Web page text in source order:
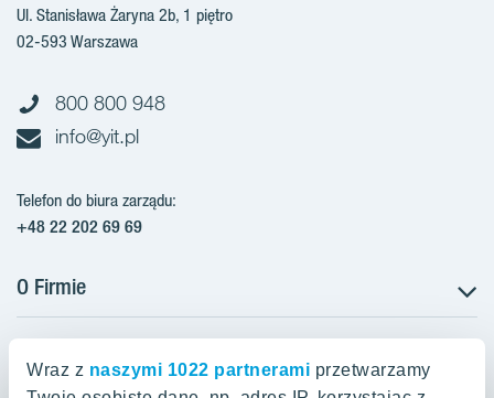
Wraz z naszymi 1022 partnerami przetwarzamy
Ul. Stanisława Żaryna 2b, 1 piętro
02-593 Warszawa
800 800 948
info@yit.pl
Telefon do biura zarządu:
+48 22 202 69 69
O Firmie
Projekty w przygotowaniu
Projekty zrealizowane
Projekty w Polsce